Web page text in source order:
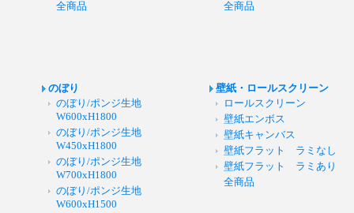
全商品
全商品
のぼり
のぼり/ポンジ生地
W600xH1800
のぼり/ポンジ生地
W450xH1800
のぼり/ポンジ生地
W700xH1800
のぼり/ポンジ生地
W600xH1500
壁紙・ロールスクリーン
ロールスクリーン
壁紙エンボス
壁紙キャンバス
壁紙フラット ラミなし
壁紙フラット ラミあり
全商品